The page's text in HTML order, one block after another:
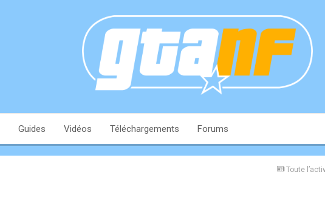
Guides Vidéos Téléchargements Forums
Toute